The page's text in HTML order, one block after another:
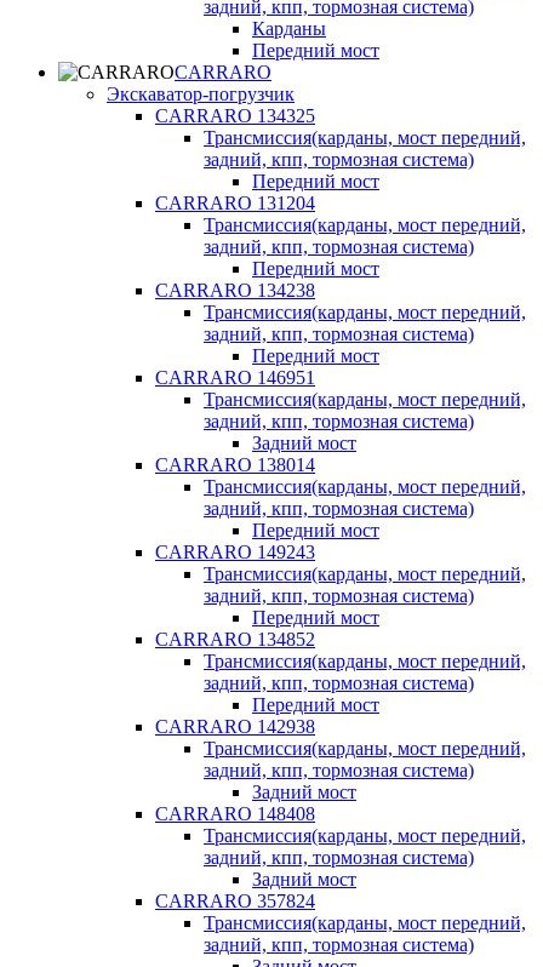
задний, кпп, тормозная система)
Карданы
Передний мост
CARRARO
Экскаватор-погрузчик
CARRARO 134325
Трансмиссия(карданы, мост передний,
задний, кпп, тормозная система)
Передний мост
CARRARO 131204
Трансмиссия(карданы, мост передний,
задний, кпп, тормозная система)
Передний мост
CARRARO 134238
Трансмиссия(карданы, мост передний,
задний, кпп, тормозная система)
Передний мост
CARRARO 146951
Трансмиссия(карданы, мост передний,
задний, кпп, тормозная система)
Задний мост
CARRARO 138014
Трансмиссия(карданы, мост передний,
задний, кпп, тормозная система)
Передний мост
CARRARO 149243
Трансмиссия(карданы, мост передний,
задний, кпп, тормозная система)
Передний мост
CARRARO 134852
Трансмиссия(карданы, мост передний,
задний, кпп, тормозная система)
Передний мост
CARRARO 142938
Трансмиссия(карданы, мост передний,
задний, кпп, тормозная система)
Задний мост
CARRARO 148408
Трансмиссия(карданы, мост передний,
задний, кпп, тормозная система)
Задний мост
CARRARO 357824
Трансмиссия(карданы, мост передний,
задний, кпп, тормозная система)